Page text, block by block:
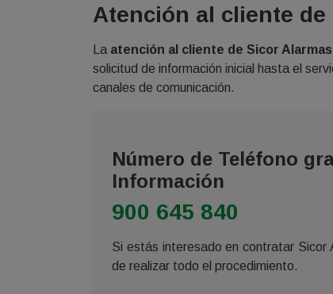
Atención al cliente de
La atención al cliente de Sicor Alarmas
solicitud de información inicial hasta el
canales de comunicación.
Número de Teléfono
Información
900 645 840
Si estás interesado en contratar Sicor
de realizar todo el procedimiento.